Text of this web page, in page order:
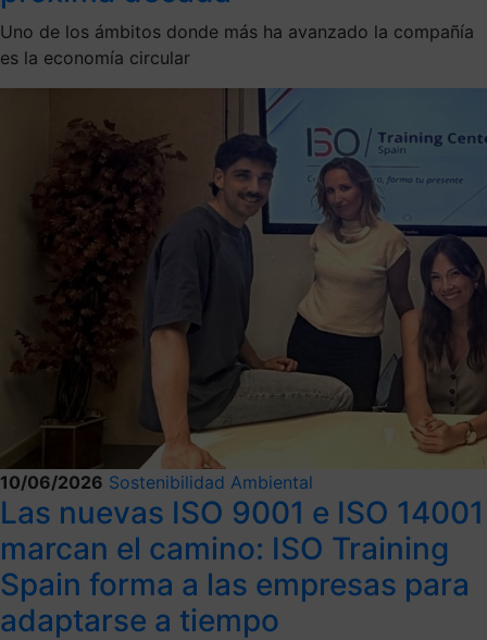
Uno de los ámbitos donde más ha avanzado la compañía
es la economía circular
10/06/2026 Sostenibilidad Ambiental
Las nuevas ISO 9001 e ISO 14001
marcan el camino: ISO Training
Spain forma a las empresas para
adaptarse a tiempo